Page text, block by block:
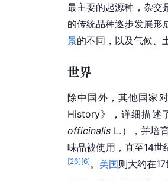
最主要的起源种，杂交
的传统品种逐步发展形
景的不同，以及气候、
世界
除中国外，其他国家
History》，详细描述
officinalis L.），并培
味品被使用，直至14世
[26][6] 。 美国则大约在